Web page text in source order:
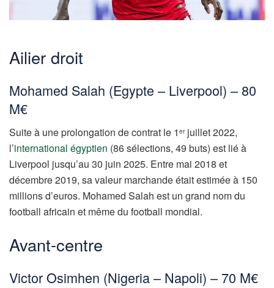
Ailier droit
Mohamed Salah (Egypte – Liverpool) – 80
M€
Suite à une prolongation de contrat le 1 erjuillet 2022,
l’international égyptien (86 sélections, 49 buts) est lié à
Liverpool jusqu’au 30 juin 2025. Entre mai 2018 et
décembre 2019, sa valeur marchande était estimée à 150
millions d’euros. Mohamed Salah est un grand nom du
football africain et même du football mondial.
Avant-centre
Victor Osimhen (Nigeria – Napoli) – 70 M€